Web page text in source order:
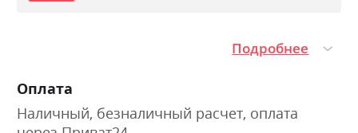
Подробнее
Оплата
Наличный, безналичный расчет, оплата